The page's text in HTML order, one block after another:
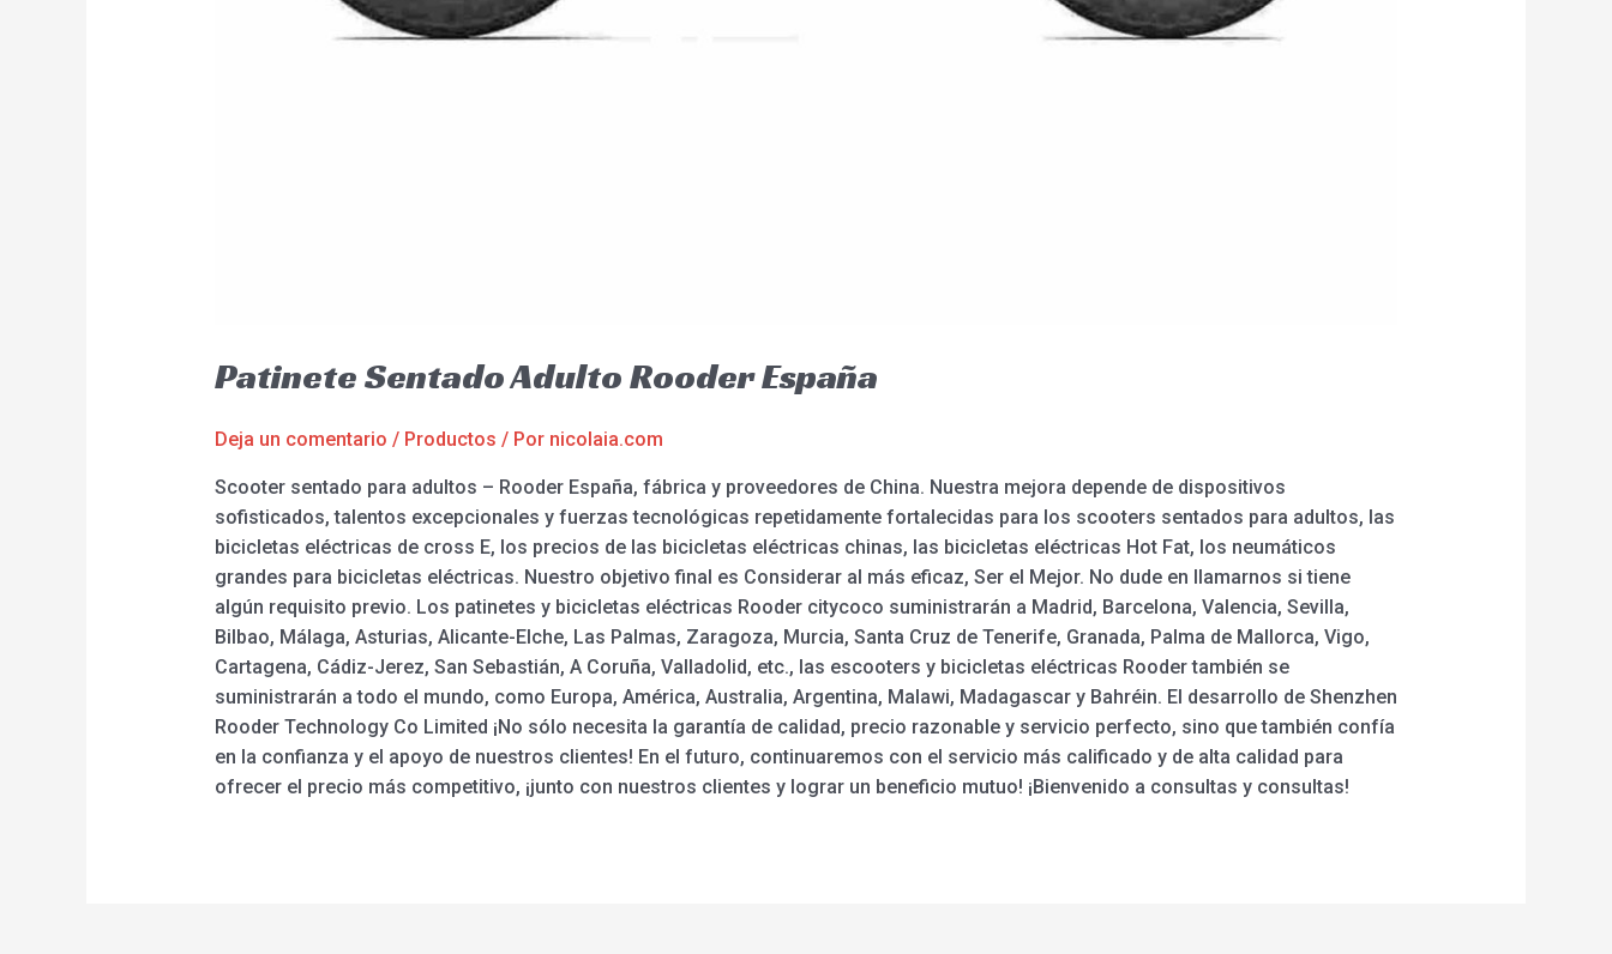
Patinete Sentado Adulto Rooder España
Deja un comentario / Productos / Por nicolaia.com
Scooter sentado para adultos – Rooder España, fábrica y proveedores de China. Nuestra mejora depende de dispositivos
sofisticados, talentos excepcionales y fuerzas tecnológicas repetidamente fortalecidas para los scooters sentados para adultos, las
bicicletas eléctricas de cross E, los precios de las bicicletas eléctricas chinas, las bicicletas eléctricas Hot Fat, los neumáticos
grandes para bicicletas eléctricas. Nuestro objetivo final es Considerar al más eficaz, Ser el Mejor. No dude en llamarnos si tiene
algún requisito previo. Los patinetes y bicicletas eléctricas Rooder citycoco suministrarán a Madrid, Barcelona, Valencia, Sevilla,
Bilbao, Málaga, Asturias, Alicante-Elche, Las Palmas, Zaragoza, Murcia, Santa Cruz de Tenerife, Granada, Palma de Mallorca, Vigo,
Cartagena, Cádiz-Jerez, San Sebastián, A Coruña, Valladolid, etc., las escooters y bicicletas eléctricas Rooder también se
suministrarán a todo el mundo, como Europa, América, Australia, Argentina, Malawi, Madagascar y Bahréin. El desarrollo de Shenzhen
Rooder Technology Co Limited ¡No sólo necesita la garantía de calidad, precio razonable y servicio perfecto, sino que también confía
en la confianza y el apoyo de nuestros clientes! En el futuro, continuaremos con el servicio más calificado y de alta calidad para
ofrecer el precio más competitivo, ¡junto con nuestros clientes y lograr un beneficio mutuo! ¡Bienvenido a consultas y consultas!